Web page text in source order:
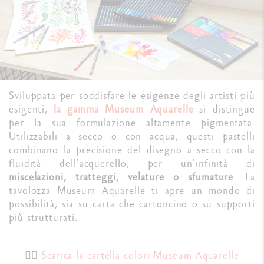
Sviluppata per soddisfare le esigenze degli artisti più
esigenti,
la gamma Museum Aquarelle si distingue
per la sua formulazione altamente pigmentata.
Utilizzabili a secco o con acqua, questi pastelli
combinano la precisione del disegno a secco con la
fluidità dell'acquerello, per un'infinità di
miscelazioni, tratteggi, velature o sfumature. La
tavolozza Museum Aquarelle ti apre un mondo di
possibilità, sia su carta che cartoncino o su supporti
più strutturati.
👉🏼 Scarica la cartella colori Museum Aquarelle